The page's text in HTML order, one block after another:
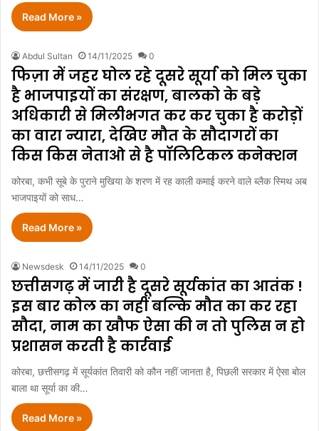
Read More »
Abdul Sultan 14/11/2025 0
फिज़ा में जहर घोल रहे दूसरे सूर्या को मिल चुका
है भाजपाइयों का संरक्षण, बालको के बड़े
अधिकारी से मिलीभगत कर कर चुका है करोड़ों
का वारा न्यारा, देखिए मौत के सौदागरों का
किस किस नेताओ से है पॉलिटिकल कनेक्शन
कोरबा, कभी सूबे के पुराने मुखिया के शरण में रह काली कमाई करने वाले ब्लैक स्मिथ अब
भाजपाइयों को साध…
Read More »
Newsdesk 14/11/2025 0
छत्तीसगढ़ में जारी है दूसरे सूर्यकांत का आतंक !
इस बार कोल का नहीं बल्कि मौत का कर रहा
सौदा, नाम का खौफ ऐसा की न तो पुलिस न हो
प्रशासन करती है कार्रवाई
कोरबा, छत्तीसगढ़ में सूर्यकांत तिवारी को कौन नहीं जानता है, पिछली सरकार में ऐसा बोल
बाला था सूर्या का की…
Read More »